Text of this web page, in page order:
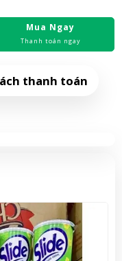
Mua Ngay
Thanh toán ngay
thanh toán